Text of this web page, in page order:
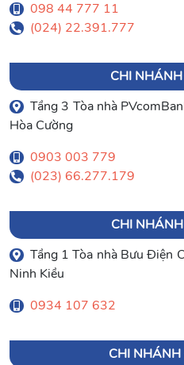
098 44 777 11
(024) 22.391.777
CHI
Tầng 3 Tòa nhà
Hòa Cường
0903 003 779
(023) 66.277.179
CHI
Tầng 1 Tòa nhà Bưu Điện
Ninh Kiều
0934 107 632
CHI